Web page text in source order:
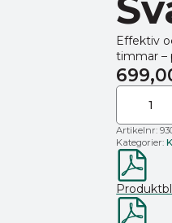
Effektiv
timmar –
Severin
9306
–
Svart
(1000W)
mängd
Artikelnr:
Kategorier: